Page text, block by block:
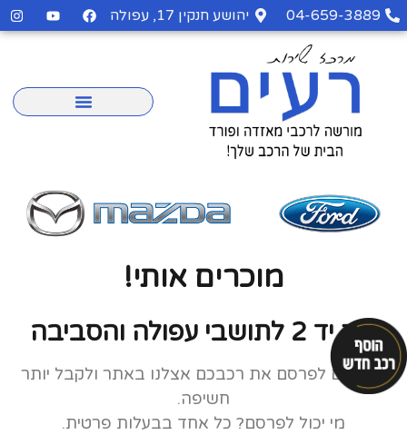
04-659-3889 יהושע חנקין 17, עפולה
מוכרים אותי!
לוח יד 2 לתושבי עפולה והסביבה
מוזמנים לפרסם את רכבכם אצלנו באתר ולקבל יותר
חשיפה.
מי יכול לפרסם? כל אחד בבעלות פרטית.